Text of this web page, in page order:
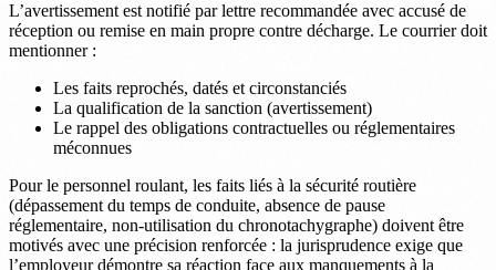
L’avertissement est notifié par lettre recommandée avec accusé de
réception ou remise en main propre contre décharge. Le courrier doit
mentionner :
Les faits reprochés, datés et circonstanciés
La qualification de la sanction (avertissement)
Le rappel des obligations contractuelles ou réglementaires
méconnues
Pour le personnel roulant, les faits liés à la sécurité routière
(dépassement du temps de conduite, absence de pause
réglementaire, non-utilisation du chronotachygraphe) doivent être
motivés avec une précision renforcée : la jurisprudence exige que
l’employeur démontre sa réaction face aux manquements à la